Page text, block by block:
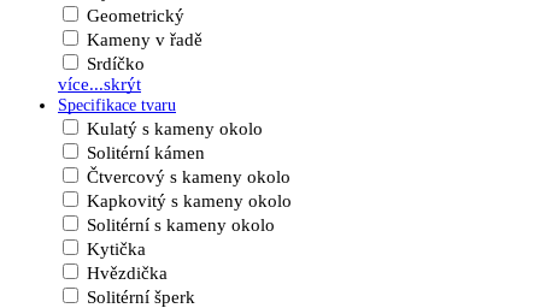
Geometrický
Kameny v řadě
Srdíčko
více...skrýt
Specifikace tvaru
Kulatý s kameny okolo
Solitérní kámen
Čtvercový s kameny okolo
Kapkovitý s kameny okolo
Solitérní s kameny okolo
Kytička
Hvězdička
Solitérní šperk